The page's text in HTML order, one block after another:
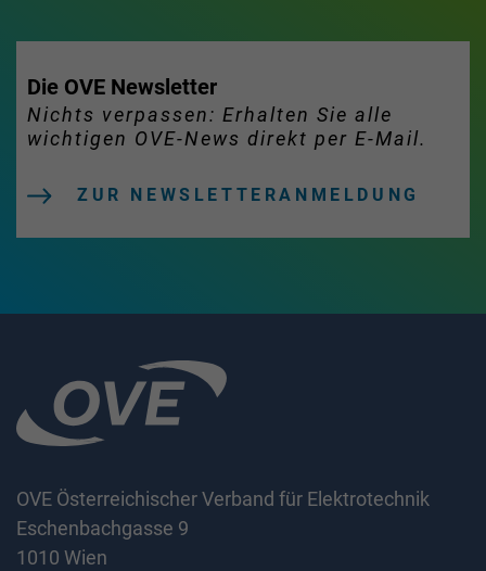
Die OVE Newsletter
Nichts verpassen: Erhalten Sie alle
wichtigen OVE-News direkt per E-Mail.
ZUR NEWSLETTERANMELDUNG
OVE Österreichischer Verband für Elektrotechnik
Eschenbachgasse 9
1010 Wien